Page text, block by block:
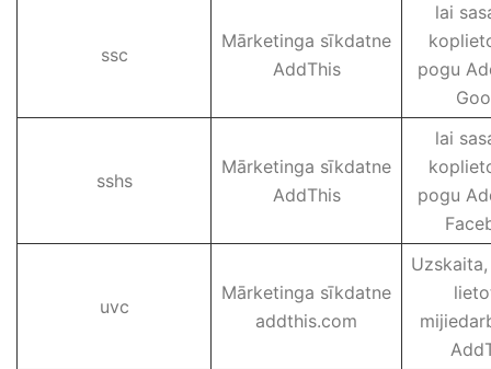
ssc
Mārketinga sīkdatne
AddThis
lai
pogu
sshs
Mārketinga sīkdatne
AddThis
lai
pogu
uvc
Mārketinga sīkdatne
addthis.com